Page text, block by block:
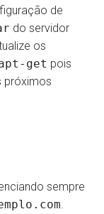
de
do servidor
os
get pois
próximos
sempre
.